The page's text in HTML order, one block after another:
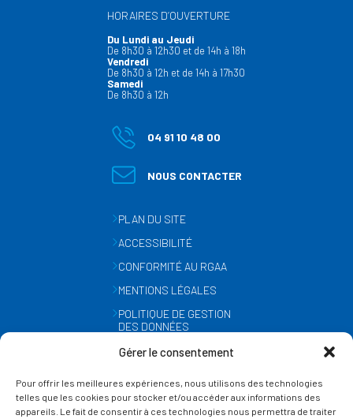
Gérer le consentement
Pour offrir les meilleures expériences, nous utilisons des technologies
telles que les cookies pour stocker et/ou accéder aux informations des
appareils. Le fait de consentir à ces technologies nous permettra de traiter
HORAIRES D’OUVERTURE
Du Lundi au Jeudi
De 8h30 à 12h30 et de 14h à 18h
Vendredi
De 8h30 à 12h et de 14h à 17h30
Samedi
De 8h30 à 12h
04 91 10 48 00
NOUS CONTACTER
PLAN DU SITE
ACCESSIBILITÉ
CONFORMITÉ AU RGAA
MENTIONS LÉGALES
POLITIQUE DE GESTION
DES DONNÉES
GESTION DES COOKIES